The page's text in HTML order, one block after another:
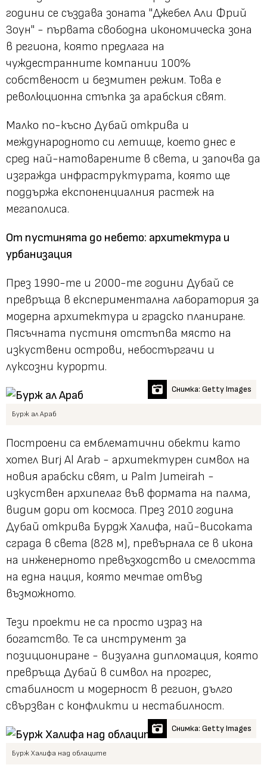
години се създава зоната "Джебел Али Фрий
Зоун" - първата свободна икономическа зона
в региона, която предлага на
чуждестранните компании 100%
собственост и безмитен режим. Това е
революционна стъпка за арабския свят.
Малко по-късно Дубай открива и
международното си летище, което днес е
сред най-натоварените в света, и започва да
изгражда инфраструктурата, която ще
поддържа експоненциалния растеж на
мегаполиса.
От пустинята до небето: архитектура и
урбанизация
През 1990-те и 2000-те години Дубай се
превръща в експериментална лаборатория за
модерна архитектура и градско планиране.
Пясъчната пустиня отстъпва място на
изкуствени острови, небостъргачи и
луксозни курорти.
Снимка: Getty Images
Бурж ал Араб
Построени са емблематични обекти като
хотел Burj Al Arab - архитектурен символ на
новия арабски свят, и Palm Jumeirah -
изкуствен архипелаг във формата на палма,
видим дори от космоса. През 2010 година
Дубай открива Бурдж Халифа, най-високата
сграда в света (828 м), превърнала се в икона
на инженерното превъзходство и смелостта
на една нация, която мечтае отвъд
възможното.
Тези проекти не са просто израз на
богатство. Те са инструмент за
позициониране - визуална дипломация, която
превръща Дубай в символ на прогрес,
стабилност и модерност в регион, дълго
свързван с конфликти и нестабилност.
Снимка: Getty Images
Бурж Халифа над облаците